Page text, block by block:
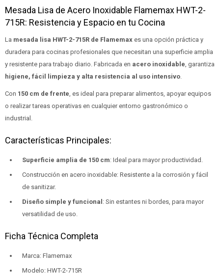
Mesada Lisa de Acero Inoxidable Flamemax HWT-2-
715R: Resistencia y Espacio en tu Cocina
La mesada lisa HWT-2-715R de Flamemax es una opción práctica y
duradera para cocinas profesionales que necesitan una superficie amplia
y resistente para trabajo diario. Fabricada en acero inoxidable , garantiza
higiene, fácil limpieza y alta resistencia al uso intensivo
Con 150 cm de frente , es ideal para preparar alimentos, apoyar equipos
o realizar tareas operativas en cualquier entorno gastronómico o
industrial.
Características Principales:
Superficie amplia de 150 cm: Ideal para mayor productividad.
Construcción en acero inoxidable: Resistente a la corrosión y fácil
de sanitizar.
Diseño simple y funcional: Sin estantes ni bordes, para mayor
versatilidad de uso.
Ficha Técnica Completa
Marca: Flamemax
Modelo: HWT-2-715R